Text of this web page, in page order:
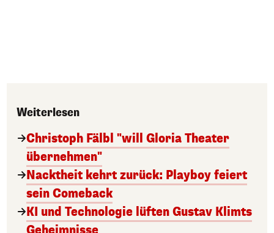
Weiterlesen
Christoph Fälbl "will Gloria Theater
übernehmen"
Nacktheit kehrt zurück: Playboy feiert
sein Comeback
KI und Technologie lüften Gustav Klimts